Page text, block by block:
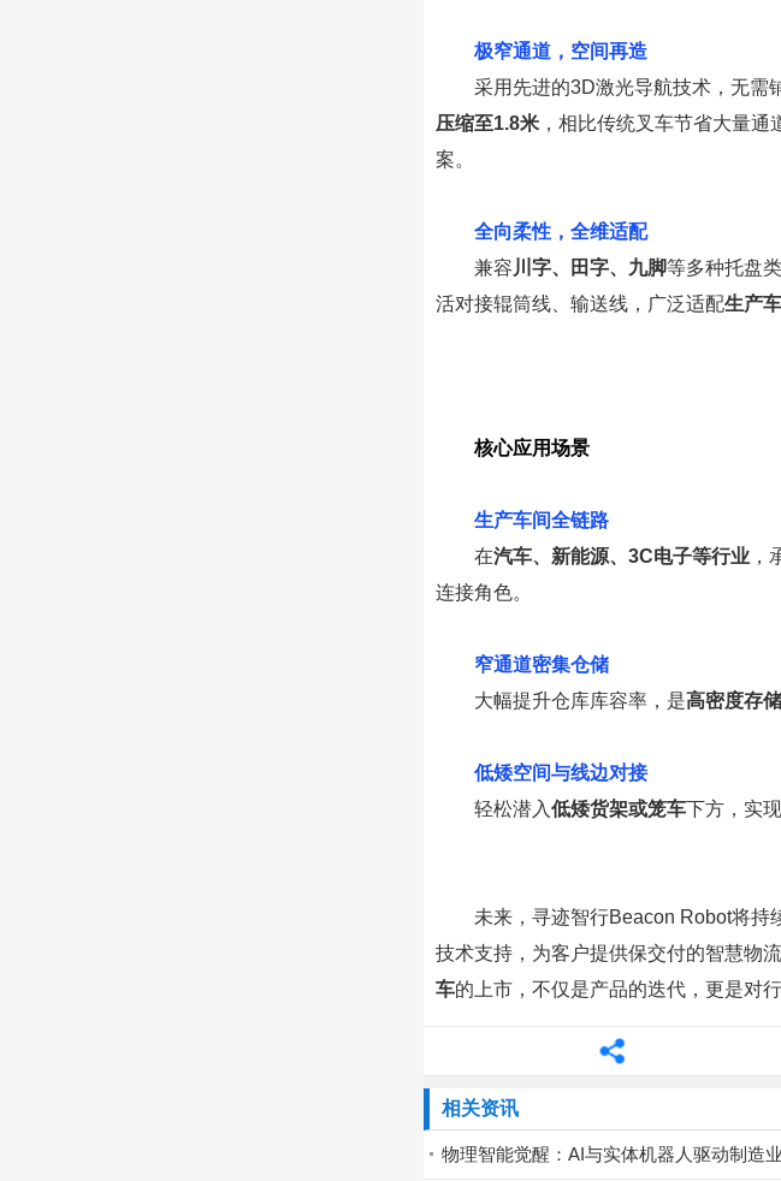
极窄通道，空间再造
采用先进的3D激光导航技术，无需
压缩至1.8米 ，相比传统叉车节省大量
案。
全向柔性，全维适配
兼容 川字、田字、九脚等多种托盘
活对接辊筒线、输送线，广泛适配生产
核心应用场景
生产车间全链路
在汽车、新能源、3C电子等行业 ，
连接角色。
窄通道密集仓储
大幅提升仓库库容率，是高密度存储
低矮空间与线边对接
轻松潜入低矮货架或笼车下方，实
未来，寻迹智行Beacon Robot将持
技术支持，为客户提供保交付的智慧物
车的上市，不仅是产品的迭代，更是对
相关资讯
物理智能觉醒：AI与实体机器人驱动制造